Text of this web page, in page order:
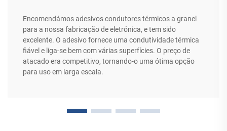
Encomendámos adesivos condutores térmicos a granel
para a nossa fabricação de eletrónica, e tem sido
excelente. O adesivo fornece uma condutividade térmica
fiável e liga-se bem com várias superfícies. O preço de
atacado era competitivo, tornando-o uma ótima opção
para uso em larga escala.